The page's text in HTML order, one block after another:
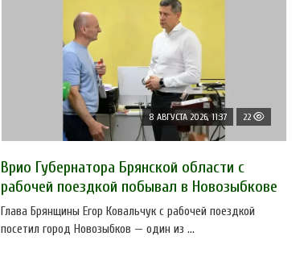
8 АВГУСТА 2026, 11:37 22
Врио Губернатора Брянской области с
рабочей поездкой побывал в Новозыбкове
Глава Брянщины Егор Ковальчук с рабочей поездкой
посетил город Новозыбков — один из ...